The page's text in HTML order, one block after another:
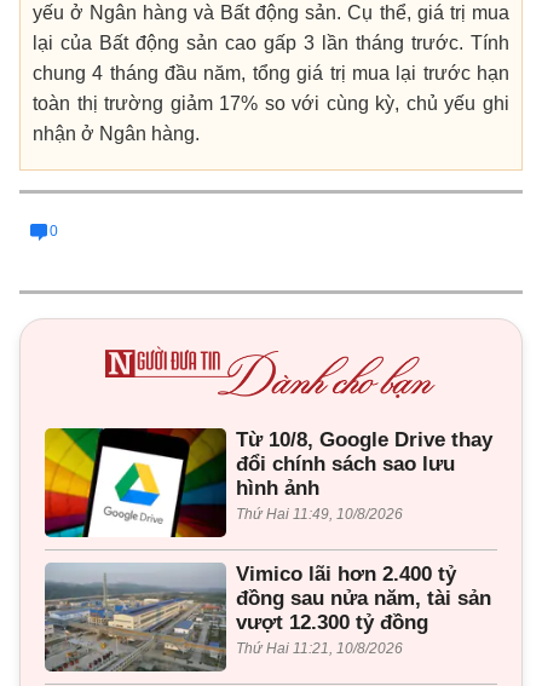
yếu ở Ngân hàng và Bất động sản. Cụ thể, giá trị mua
lại của Bất động sản cao gấp 3 lần tháng trước. Tính
chung 4 tháng đầu năm, tổng giá trị mua lại trước hạn
toàn thị trường giảm 17% so với cùng kỳ, chủ yếu ghi
nhận ở Ngân hàng.
0
Từ 10/8, Google Drive thay
đổi chính sách sao lưu
hình ảnh
Thứ Hai 11:49, 10/8/2026
Vimico lãi hơn 2.400 tỷ
đồng sau nửa năm, tài sản
vượt 12.300 tỷ đồng
Thứ Hai 11:21, 10/8/2026